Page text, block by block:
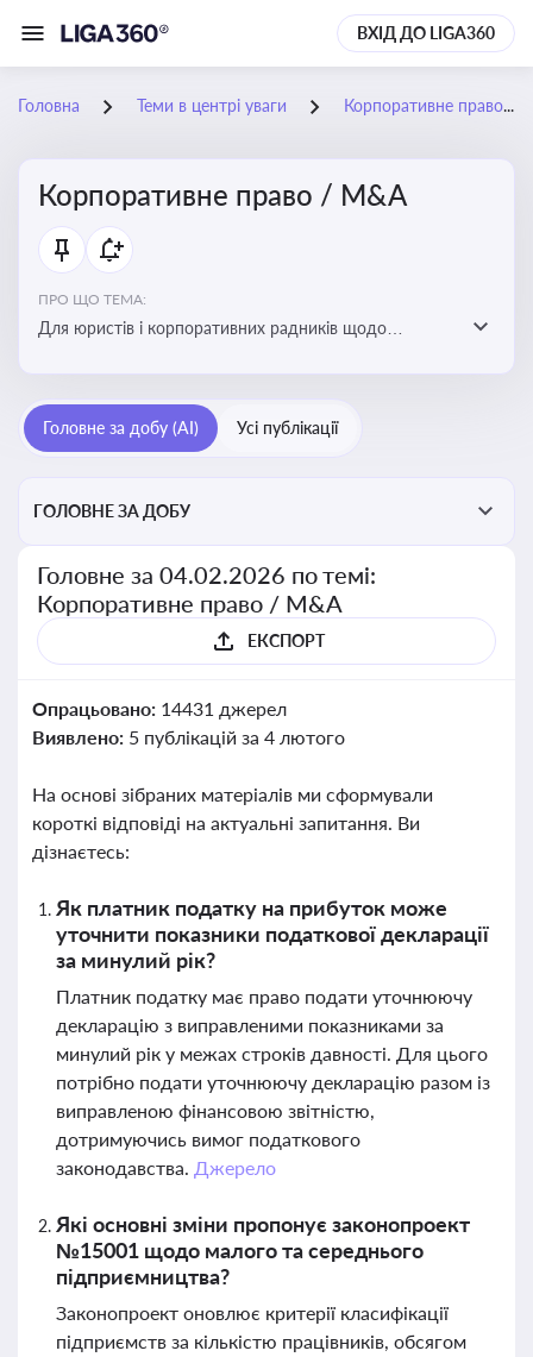
ВХІД ДО LIGA360
Головна Теми в центрі уваги Корпоративне право / M&A
Корпоративне право / M&A
ПРО ЩО ТЕМА:
Для юристів і корпоративних радників щодо
обов’язків мажоритарних і міноритарних акціонерів,
впливу змін у правовому полі на корпоративне
Головне за добу (AI) Усі публікації
ГОЛОВНЕ ЗА ДОБУ
Головне за 04.02.2026 по темі:
Корпоративне право / M&A
ЕКСПОРТ
Опрацьовано: 14431 джерел
Виявлено: 5 публікацій за 4 лютого
На основі зібраних матеріалів ми сформували
короткі відповіді на актуальні запитання. Ви
дізнаєтесь:
Як платник податку на прибуток може
уточнити показники податкової декларації
за минулий рік?
Платник податку має право подати уточнюючу
декларацію з виправленими показниками за
минулий рік у межах строків давності. Для цього
потрібно подати уточнюючу декларацію разом із
виправленою фінансовою звітністю,
дотримуючись вимог податкового
законодавства. Джерело
Які основні зміни пропонує законопроект
№15001 щодо малого та середнього
підприємництва?
Законопроект оновлює критерії класифікації
підприємств за кількістю працівників, обсягом